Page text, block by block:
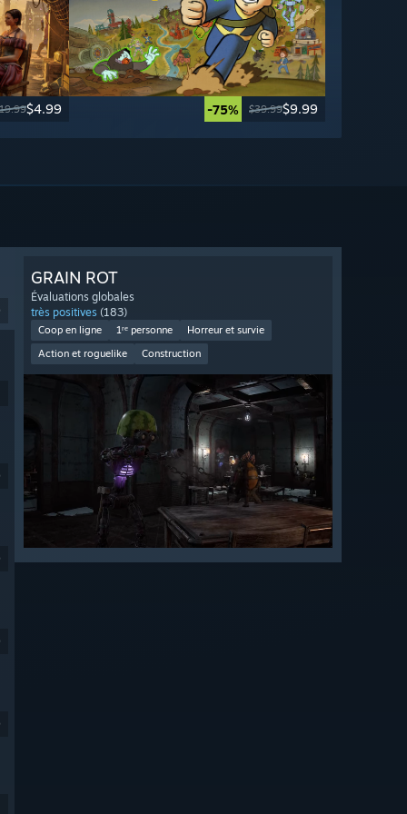
$4.99 -75% $39.99$9.99
GRAIN ROT
Évaluations globales
très positives (183)
Coop en ligne 1ʳᵉ personne
Horreur et survie
Action et roguelike
Construction